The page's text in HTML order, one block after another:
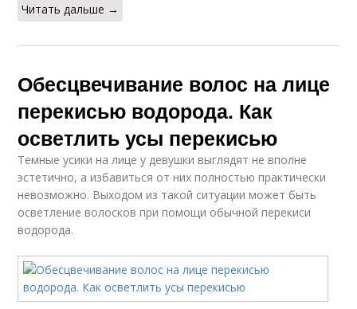
Читать дальше →
Обесцвечивание волос на лице
перекисью водорода. Как
осветлить усы перекисью
Темные усики на лице у девушки выглядят не вполне
эстетично, а избавиться от них полностью практически
невозможно. Выходом из такой ситуации может быть
осветление волосков при помощи обычной перекиси
водорода.